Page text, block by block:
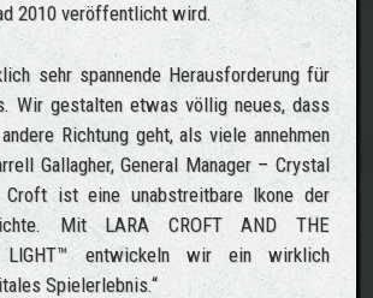
2010 veröffentlicht wird.
sehr spannende Herausforderung für
Wir gestalten etwas völlig neues, dass
Richtung geht, als viele annehmen
Gallagher, General Manager – Crystal
Croft ist eine unabstreitbare Ikone der
Mit LARA CROFT AND THE
LIGHT™ entwickeln wir ein wirklich
Spielerlebnis.“